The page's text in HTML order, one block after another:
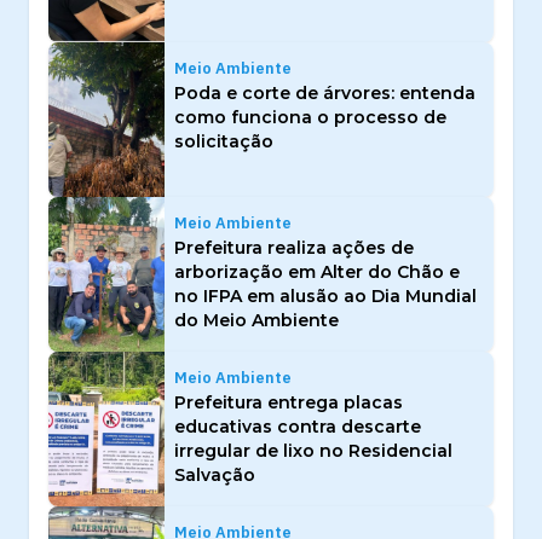
Meio Ambiente
Poda e corte de árvores: entenda
como funciona o processo de
solicitação
Meio Ambiente
Prefeitura realiza ações de
arborização em Alter do Chão e
no IFPA em alusão ao Dia Mundial
do Meio Ambiente
Meio Ambiente
Prefeitura entrega placas
educativas contra descarte
irregular de lixo no Residencial
Salvação
Meio Ambiente